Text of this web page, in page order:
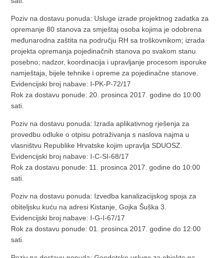
Poziv na dostavu ponuda: Usluge izrade projektnog zadatka za
opremanje 80 stanova za smještaj osoba kojima je odobrena
međunarodna zaštita na području RH sa troškovnikom; izrada
projekta opremanja pojedinačnih stanova po svakom stanu
posebno; nadzor, koordinacija i upravljanje procesom isporuke
namještaja, bijele tehnike i opreme za pojedinačne stanove.
Evidencijski broj nabave: I-PK-P-72/17
Rok za dostavu ponude: 20. prosinca 2017. godine do 10:00
sati.
Poziv na dostavu ponuda: Izrada aplikativnog rješenja za
provedbu odluke o otpisu potraživanja s naslova najma u
vlasništvu Republike Hrvatske kojim upravlja SDUOSZ.
Evidencijski broj nabave: I-C-SI-68/17
Rok za dostavu ponude: 11. prosinca 2017. godine do 10:00
sati.
Poziv na dostavu ponuda: Izvedba kanalizacijskog spoja za
obiteljsku kuću na adresi Kistanje, Gojka Šuška 3.
Evidencijski broj nabave: I-G-I-67/17
Rok za dostavu ponude: 01. prosinca 2017. godine do 12:00
sati.